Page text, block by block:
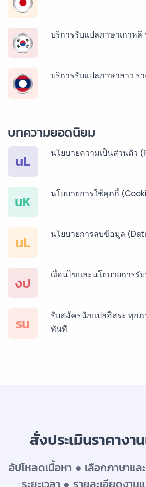
บริการรับแปลภาษาเกาหลี
บริการรับแปลภาษาลาว ร
บริการรับแปลภาษากัมพูชา
บริการรับแปลภาษาเวียดนา
บริการรับแปลภาษาฝรั่งเศ
บริการรับแปลภาษาสเปน ร
บริการรับแปลภาษาเยอรมั
บทความยอดนิยม
นL นโยบายความเป็นส่วนตัว
นK นโยบายการใช้คุกกี้
นL นโยบายการลบข้อมูล
งป เงื่อนไขและนโยบายการรั
รน
รับสมัครนักแปลอิสระ ทุกภ
ทันที
สั่งประเมินราคาง
อัปโหลดเนื้อหา ● เลือกภาษาแ